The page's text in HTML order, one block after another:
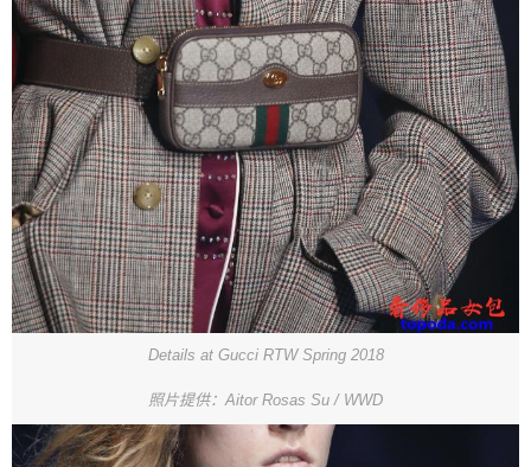
Details at Gucci RTW Spring 2018
照片提供：Aitor Rosas Su / WWD